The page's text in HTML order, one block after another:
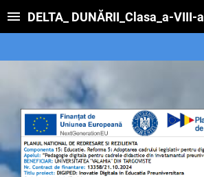
DELTA_ DUNĂRII_Clasa_a-VIII-a